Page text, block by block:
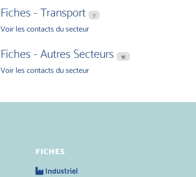
Fiches - Transport 7
Voir les contacts du secteur
Fiches - Autres Secteurs 16
Voir les contacts du secteur
FICHES
Industriel